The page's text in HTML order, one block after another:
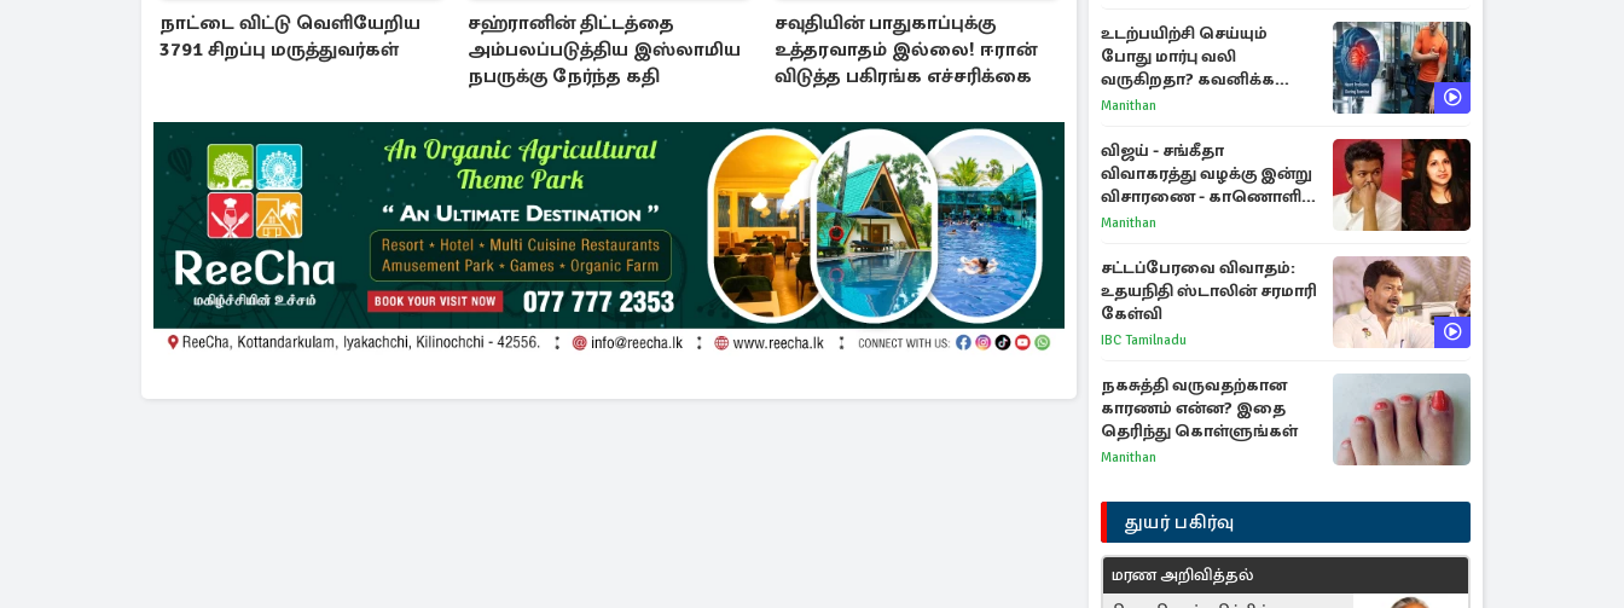
நாட்டை விட்டு வெளியேறிய
3791 சிறப்பு மருத்துவர்கள்
சஹ்ரானின் திட்டத்தை
அம்பலப்படுத்திய இஸ்லாமிய
நபருக்கு நேர்ந்த கதி
சவுதியின் பாதுகாப்புக்கு
உத்தரவாதம் இல்லை! ஈரான்
விடுத்த பகிரங்க எச்சரிக்கை
உடற்பயிற்சி செய்யும்
போது மார்பு வலி
வருகிறதா? கவனிக்க
வேண்டிய எச்சரிக்கை
Manithan
விஜய் - சங்கீதா
விவாகரத்து வழக்கு இன்று
விசாரணை - காணொளி
மூலம் ஆஜராக வாய்ப்பு
Manithan
சட்டப்பேரவை விவாதம்:
உதயநிதி ஸ்டாலின் சரமாரி
கேள்வி
IBC Tamilnadu
நகசுத்தி வருவதற்கான
காரணம் என்ன? இதை
தெரிந்து கொள்ளுங்கள்
Manithan
துயர் பகிர்வு
மரண அறிவித்தல்